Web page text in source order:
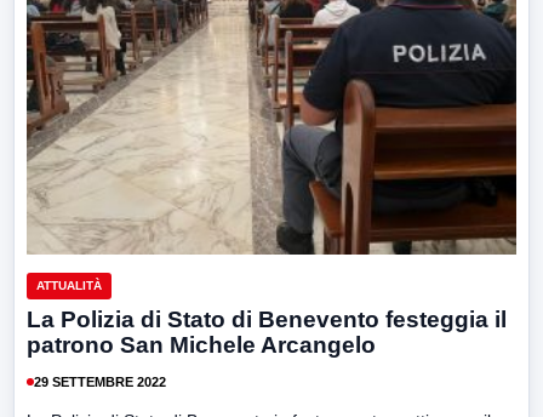
ATTUALITÀ
La Polizia di Stato di Benevento festeggia il
patrono San Michele Arcangelo
29 SETTEMBRE 2022